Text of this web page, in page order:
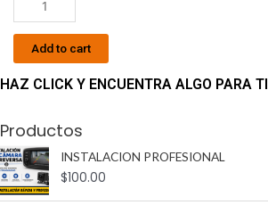
-
2026Add to cart
HAZ CLICK Y ENCUENTRA ALGO PARA TI
Productos
INSTALACION PROFESIONAL
$100.00